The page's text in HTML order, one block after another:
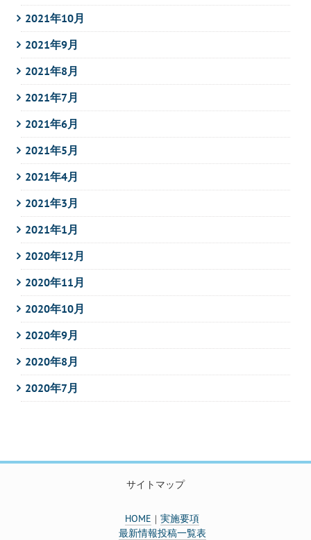
2021年10月
2021年9月
2021年8月
2021年7月
2021年6月
2021年5月
2021年4月
2021年3月
2021年1月
2020年12月
2020年11月
2020年10月
2020年9月
2020年8月
2020年7月
サイトマップ
HOME ｜実施要項
最新情報投稿一覧表